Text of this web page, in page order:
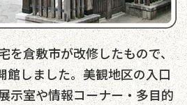
を倉敷市が改修したもので、
館しました。美観地区の入口
示室や情報コーナー・多目的